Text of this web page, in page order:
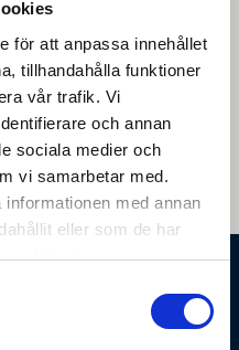
för att anpassa innehållet
tillhandahålla funktioner
vår trafik. Vi
och annan
sociala medier och
vi samarbetar med.
med annan
eller som de har
tjänster.
34 Smedjebacken